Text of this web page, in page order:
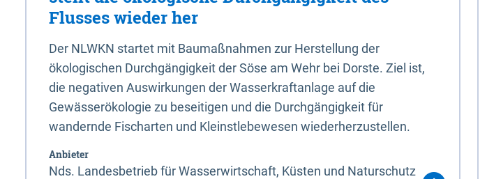
Flusses wieder her
Der NLWKN startet mit Baumaßnahmen zur Herstellung der
ökologischen Durchgängigkeit der Söse am Wehr bei Dorste. Ziel ist,
die negativen Auswirkungen der Wasserkraftanlage auf die
Gewässerökologie zu beseitigen und die Durchgängigkeit für
wandernde Fischarten und Kleinstlebewesen wiederherzustellen.
Anbieter
Nds. Landesbetrieb für Wasserwirtschaft, Küsten und Naturschutz